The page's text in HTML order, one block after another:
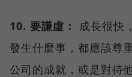
10. 要謙虛：
成長很快
發生什麼事，都應該尊
公司的成就，或是對待